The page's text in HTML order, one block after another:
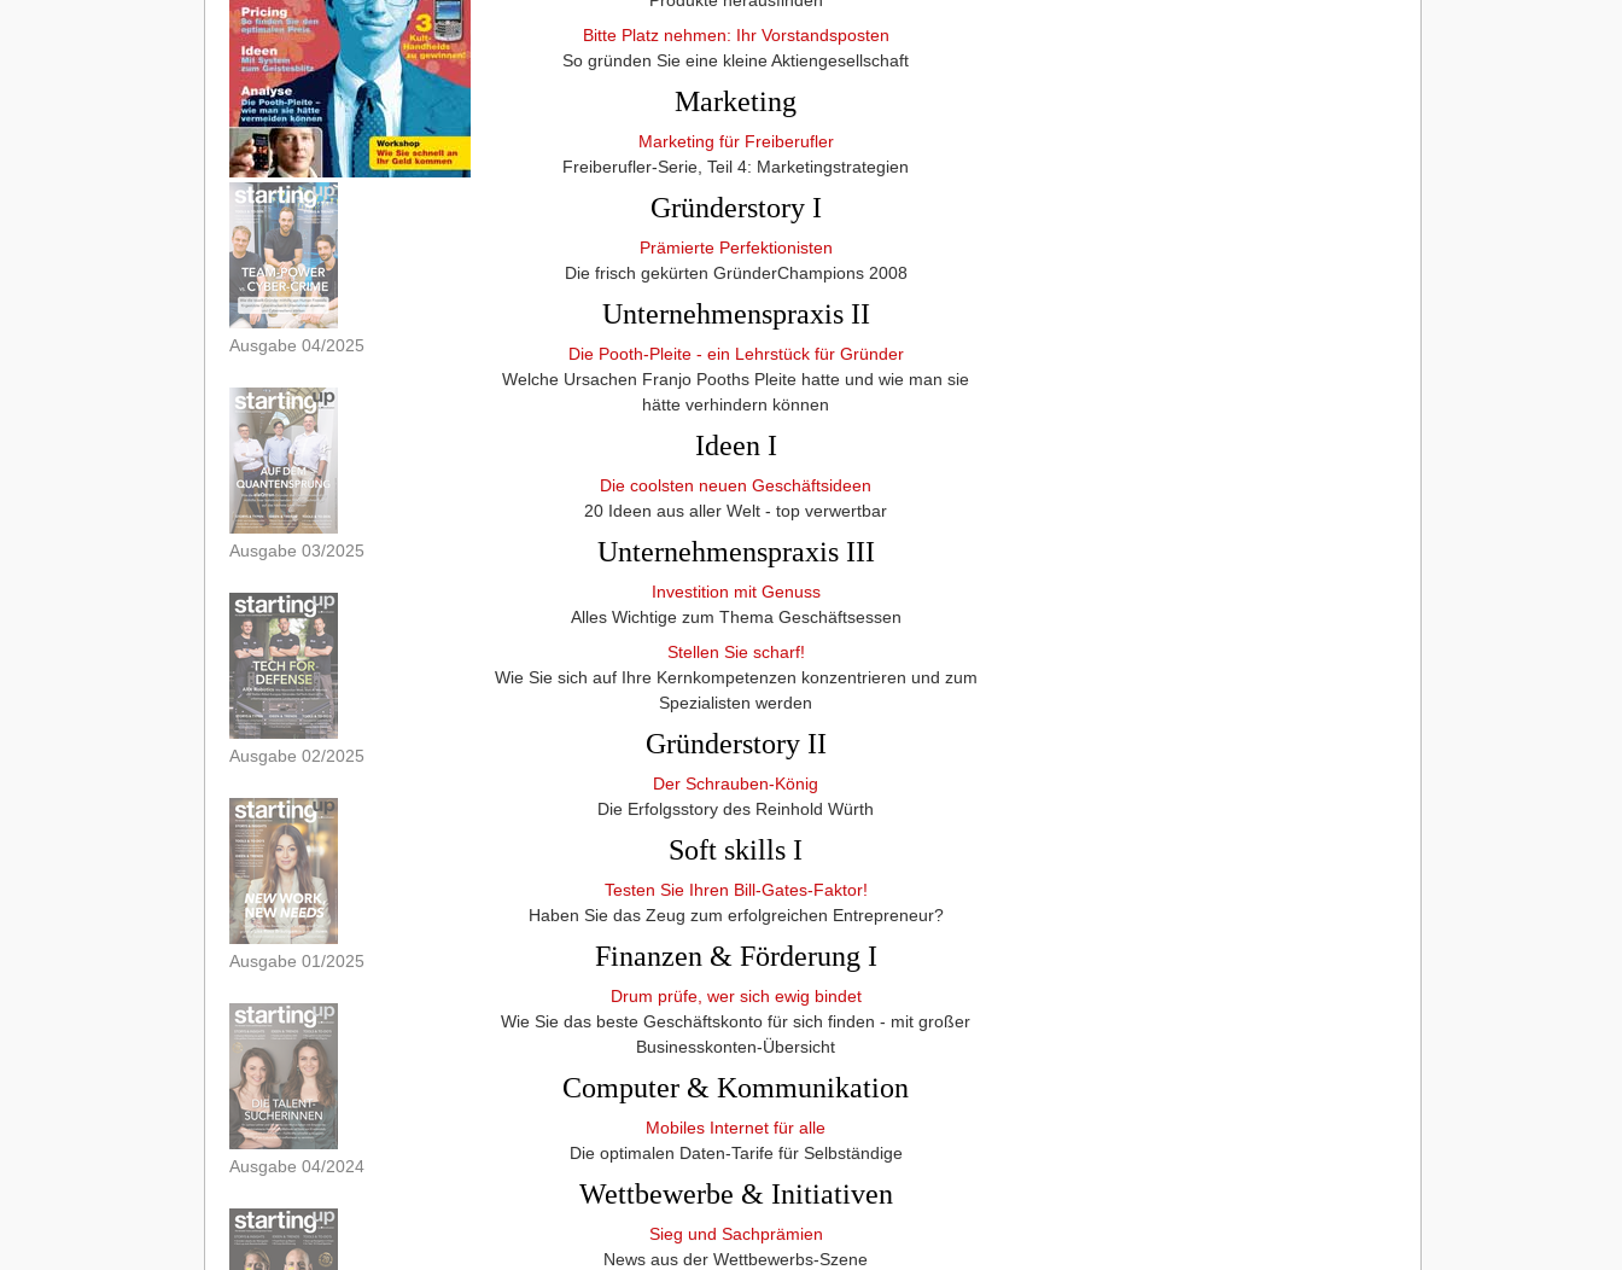
Ausgabe 04/2025
Ausgabe 03/2025
Ausgabe 02/2025
Ausgabe 01/2025
Ausgabe 04/2024
Bitte Platz nehmen: Ihr Vorstandsposten
So gründen Sie eine kleine Aktiengesellschaft
Marketing
Marketing für Freiberufler
Freiberufler-Serie, Teil 4: Marketingstrategien
Gründerstory I
Prämierte Perfektionisten
Die frisch gekürten GründerChampions 2008
Unternehmenspraxis II
Die Pooth-Pleite - ein Lehrstück für Gründer
Welche Ursachen Franjo Pooths Pleite hatte und wie man sie
hätte verhindern können
Ideen I
Die coolsten neuen Geschäftsideen
20 Ideen aus aller Welt - top verwertbar
Unternehmenspraxis III
Investition mit Genuss
Alles Wichtige zum Thema Geschäftsessen
Stellen Sie scharf!
Wie Sie sich auf Ihre Kernkompetenzen konzentrieren und zum
Spezialisten werden
Gründerstory II
Der Schrauben-König
Die Erfolgsstory des Reinhold Würth
Soft skills I
Testen Sie Ihren Bill-Gates-Faktor!
Haben Sie das Zeug zum erfolgreichen Entrepreneur?
Finanzen & Förderung I
Drum prüfe, wer sich ewig bindet
Wie Sie das beste Geschäftskonto für sich finden - mit großer
Businesskonten-Übersicht
Computer & Kommunikation
Mobiles Internet für alle
Die optimalen Daten-Tarife für Selbständige
Wettbewerbe & Initiativen
Sieg und Sachprämien
News aus der Wettbewerbs-Szene